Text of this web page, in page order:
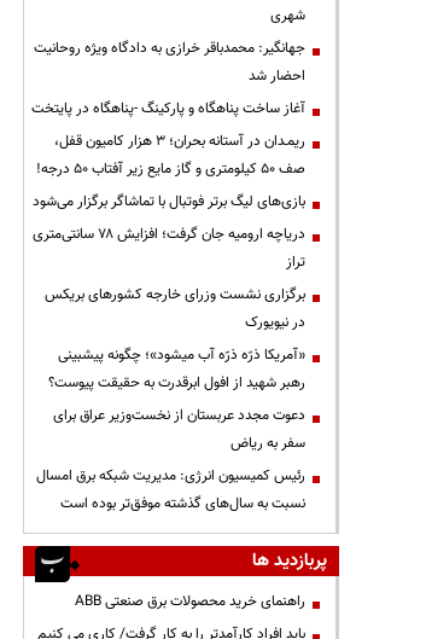
شهری
جهانگیر: محمدباقر خرازی به دادگاه ویژه روحانیت
احضار شد
آغاز ساخت پناهگاه و پارکینگ -پناهگاه در پایتخت
ریمـدان در آستانه بحران؛ ۳ هزار کامیون قفل،
صف ۵۰ کیلومتری و گاز مایع زیر آفتاب ۵۰ درجه!
بازی‌های لیگ برتر فوتبال با تماشاگر برگزار می‌شود
دریاچه ارومیه جان گرفت؛ افزایش ۷۸ سانتی‌متری
تراز
برگزاری نشست وزرای خارجه کشورهای بریکس
در نیویورک
«آمریکا ذرّه ذرّه آب میشود»؛ چگونه پیشبینی
رهبر شهید از افول ابرقدرت به حقیقت پیوست؟
دعوت مجدد عربستان از نخست‌وزیر عراق برای
سفر به ریاض
رئیس کمیسیون انرژی: مدیریت شبکه برق امسال
نسبت به سال‌های گذشته موفق‌تر بوده است
پربازدید ها
راهنمای خرید محصولات برق صنعتی ABB
باید افراد کارآمدتر را به کار گرفت/ کاری می کنیم